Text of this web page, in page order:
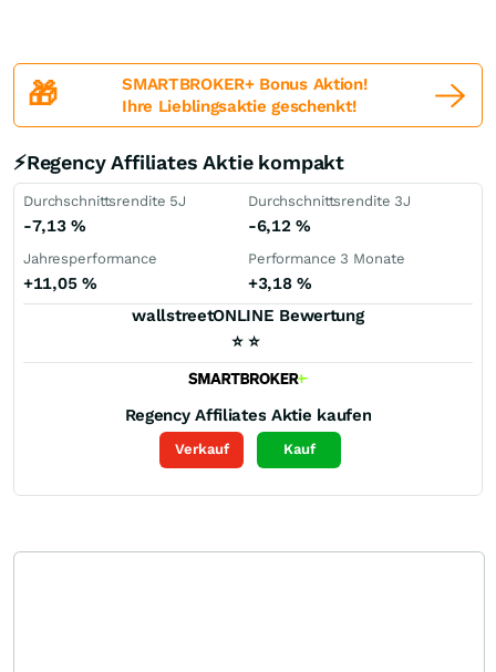
🎁
SMARTBROKER+ Bonus Aktion!
Ihre Lieblingsaktie geschenkt!
⚡Regency Affiliates Aktie kompakt
Durchschnittsrendite 5J
-7,13%
Durchschnittsrendite 3J
-6,12%
Jahresperformance
+11,05 %
Performance 3 Monate
+3,18%
wallstreetONLINE Bewertung
⭐ ⭐
Regency Affiliates Aktie kaufen
Verkauf Kauf